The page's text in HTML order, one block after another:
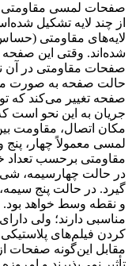
صفحات لمسی
از چند لایه تشکیل
لایه‌های مقاومتی
شده‌اند. وقتی این
صفحات مقاومتی در آن
حالت صفحه به صورت
صفحه تغییر می‌کند که
جریان به این نحو است
مکان اتصال، مقاومت
لمسی معمولاً چهار،
مقاومتی برحسب تعداد
در حالت چهارسیمه، شیء
گیرد. در حالت پنج
و نقطه وسط خواهد
مقابل این‌گونه صفحات